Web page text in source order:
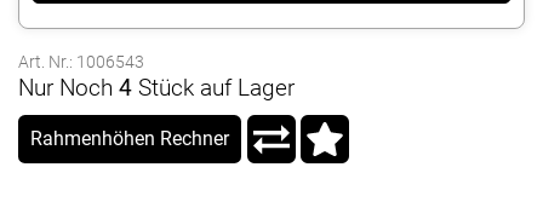
Art. Nr.: 1006543
Nur Noch 4 Stück auf Lager
Rahmenhöhen Rechner